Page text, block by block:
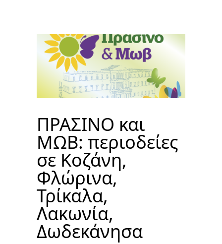
ΠΡΑΣΙΝΟ και
ΜΩΒ: περιοδείες
σε Κοζάνη,
Φλώρινα,
Τρίκαλα,
Λακωνία,
Δωδεκάνησα